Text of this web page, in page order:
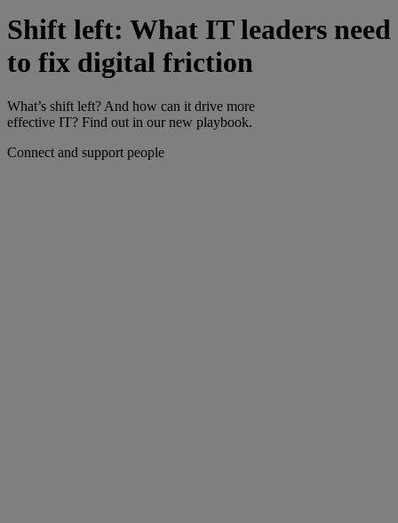
Shift left: What IT leaders need
to fix digital friction
What’s shift left? And how can it drive more
effective IT? Find out in our new playbook.
Connect and support people